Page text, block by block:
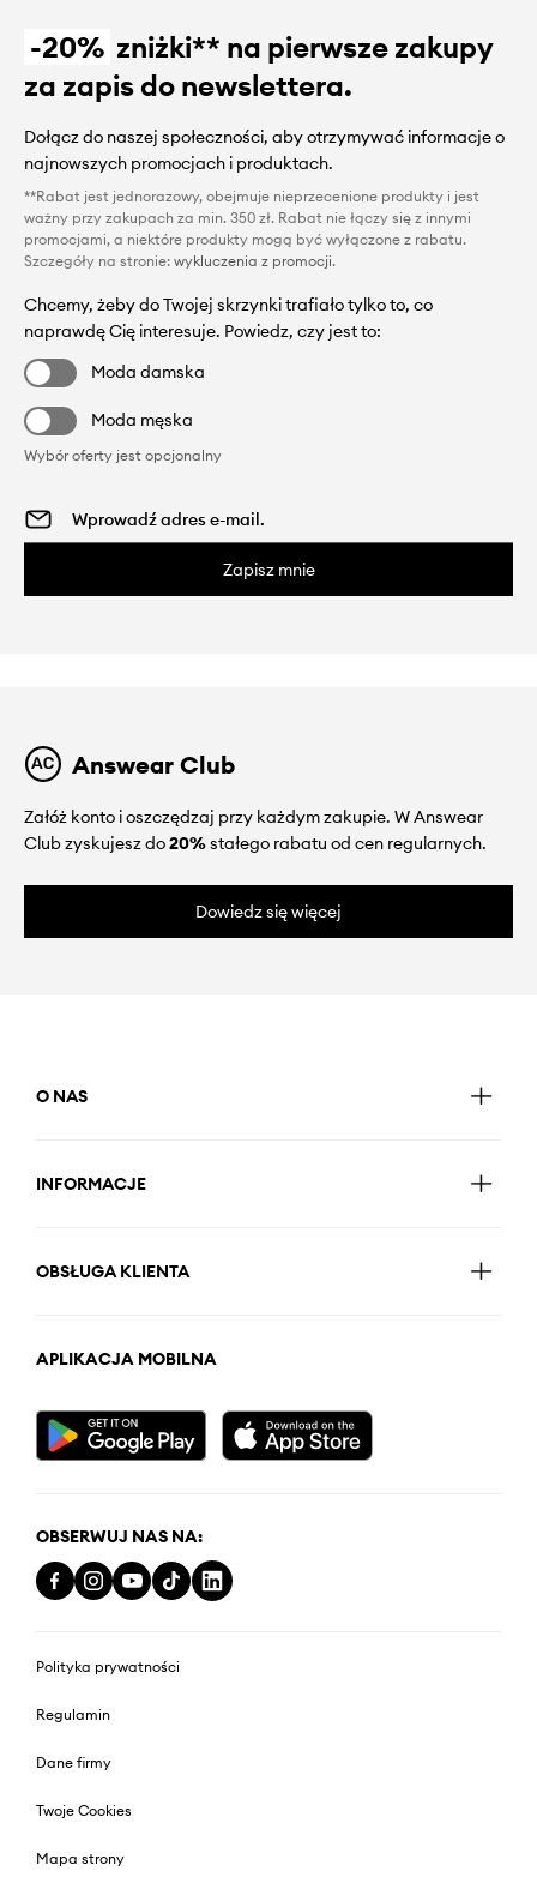
-20% zniżki** na pierwsze zakupy
za zapis do newslettera.
Dołącz do naszej społeczności, aby otrzymywać informacje o
najnowszych promocjach i produktach.
**Rabat jest jednorazowy, obejmuje nieprzecenione produkty i jest
ważny przy zakupach za min. 350 zł. Rabat nie łączy się z innymi
promocjami, a niektóre produkty mogą być wyłączone z rabatu.
Szczegóły na stronie: wykluczenia z promocji.
Chcemy, żeby do Twojej skrzynki trafiało tylko to, co
naprawdę Cię interesuje. Powiedz, czy jest to:
Moda damska
Moda męska
Wybór oferty jest opcjonalny
Zapisz mnie
Answear Club
Załóż konto i oszczędzaj przy każdym zakupie. W Answear
Club zyskujesz do20%stałego rabatu od cen regularnych.
Dowiedz się więcej
O NAS
INFORMACJE
OBSŁUGA KLIENTA
APLIKACJA MOBILNA
OBSERWUJ NAS NA:
Polityka prywatności
Regulamin
Dane firmy
Twoje Cookies
Mapa strony